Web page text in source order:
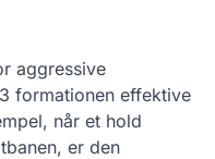
aggressive
formationen effektive
når et hold
er den